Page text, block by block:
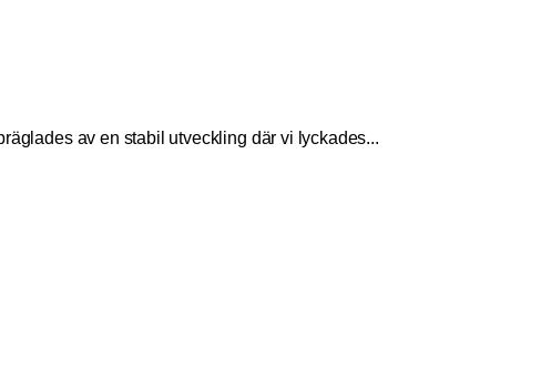
av en stabil utveckling där vi lyckades...